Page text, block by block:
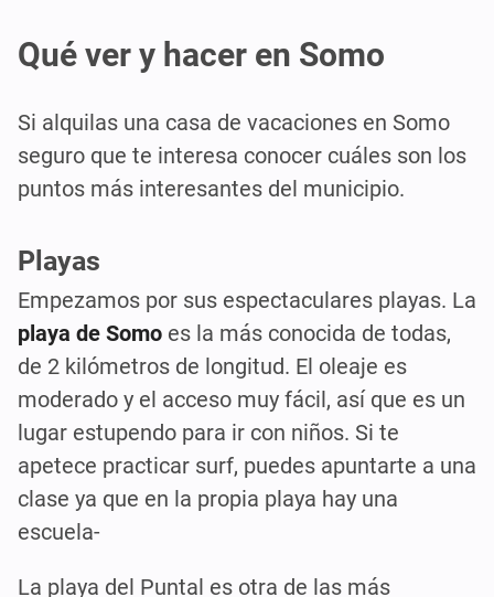
Qué ver y hacer en Somo
Si alquilas una casa de vacaciones en Somo
seguro que te interesa conocer cuáles son los
puntos más interesantes del municipio.
Playas
Empezamos por sus espectaculares playas. La
playa de Somo es la más conocida de todas,
de 2 kilómetros de longitud. El oleaje es
moderado y el acceso muy fácil, así que es un
lugar estupendo para ir con niños. Si te
apetece practicar surf, puedes apuntarte a una
clase ya que en la propia playa hay una
escuela-
La playa del Puntal es otra de las más